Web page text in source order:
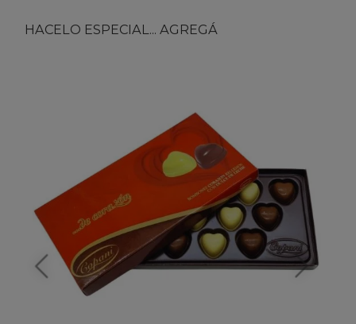
HACELO ESPECIAL... AGREGÁ